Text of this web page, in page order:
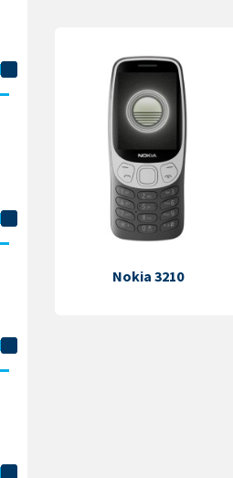
Nokia 3210